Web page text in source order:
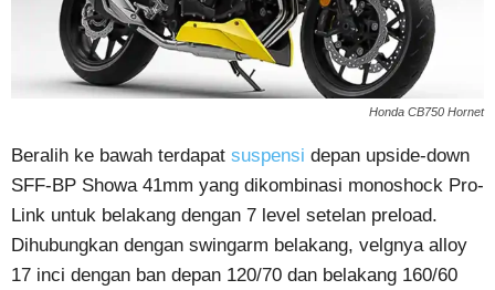
Honda CB750 Hornet
Beralih ke bawah terdapat suspensi depan upside-down
SFF-BP Showa 41mm yang dikombinasi monoshock Pro-
Link untuk belakang dengan 7 level setelan preload.
Dihubungkan dengan swingarm belakang, velgnya alloy
17 inci dengan ban depan 120/70 dan belakang 160/60